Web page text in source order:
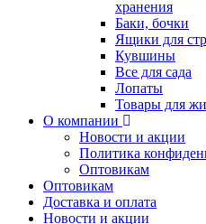
хранения
Баки, бочки
Ящики для
Кувшины
Все для сада
Лопаты
Товары для
О компании
Новости и акции
Политика
Оптовикам
Оптовикам
Доставка и оплата
Новости и акции